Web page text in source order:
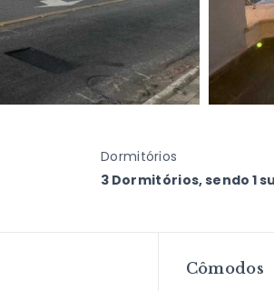
Dormitórios
3 Dormitórios, sendo 1
Cômodos